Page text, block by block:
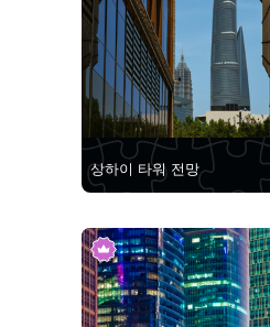
상하이 타워 전망